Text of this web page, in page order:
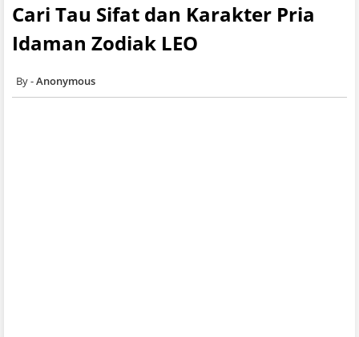
Cari Tau Sifat dan Karakter Pria
Idaman Zodiak LEO
Anonymous